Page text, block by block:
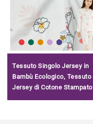
Tessuto Singolo Jersey in
Bambù Ecologico, Tessuto
Jersey di Cotone Stampato